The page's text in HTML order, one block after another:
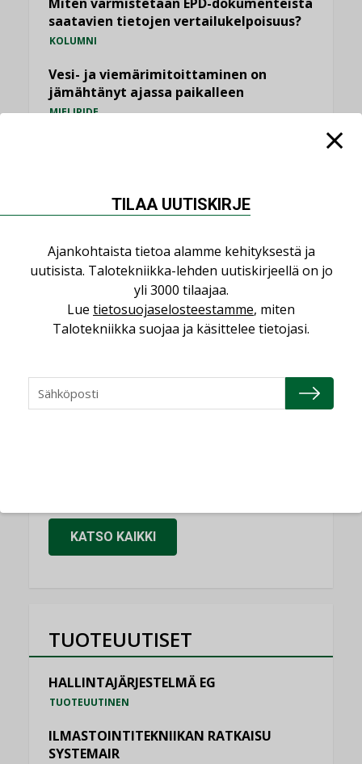
saatavien tietojen vertailukelpoisuus?
KOLUMNI
Vesi- ja viemärimitoittaminen on
jämähtänyt ajassa paikalleen
MIELIPIDE
NIMITYKSET
Consti
NIMITYKSET
NIMITYKSET
Granlund Oy
KATSO KAIKKI
TUOTEUUTISET
HALLINTAJÄRJESTELMÄ EG
TUOTEUUTINEN
ILMASTOINTITEKNIIKAN RATKAISU
SYSTEMAIR
TILAA UUTISKIRJE
Ajankohtaista tietoa alamme kehityksestä ja
uutisista. Talotekniikka-lehden uutiskirjeellä on jo
yli 3000 tilaajaa.
Lue tietosuojaselosteestamme, miten
Talotekniikka suojaa ja käsittelee tietojasi.